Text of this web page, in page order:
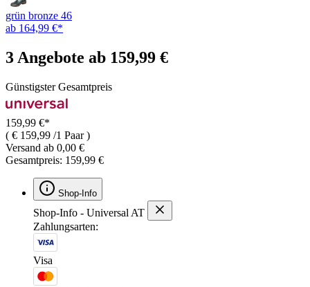
grün bronze 46
ab 164,99 €*
3 Angebote ab 159,99 €
Günstigster Gesamtpreis
159,99 €*
( € 159,99 /1 Paar )
Versand ab 0,00 €
Gesamtpreis: 159,99 €
Shop-Info
Shop-Info - Universal AT
Zahlungsarten:
Visa